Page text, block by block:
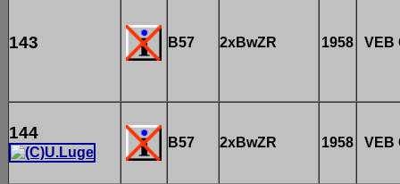
143 B57 2xBwZR 1958 VEB
144
B57 2xBwZR 1958 VEB